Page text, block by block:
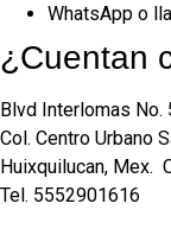
WhatsApp o
¿Cuentan
Blvd Interlomas No.
Col. Centro Urbano
Huixquilucan, Mex.
Tel. 5552901616